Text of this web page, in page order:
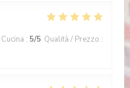
Cucina : 5/5 Qualità / Prezzo :